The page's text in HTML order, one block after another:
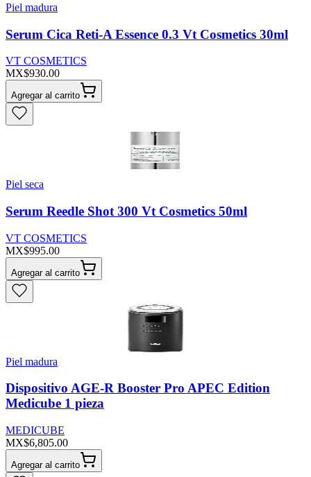
Piel madura
Serum Cica Reti-A Essence 0.3 Vt Cosmetics 30ml
VT COSMETICS
MX$930.00
Agregar al carrito
Piel seca
Serum Reedle Shot 300 Vt Cosmetics 50ml
VT COSMETICS
MX$995.00
Agregar al carrito
Piel madura
Dispositivo AGE-R Booster Pro APEC Edition
Medicube 1 pieza
MEDICUBE
MX$6,805.00
Agregar al carrito